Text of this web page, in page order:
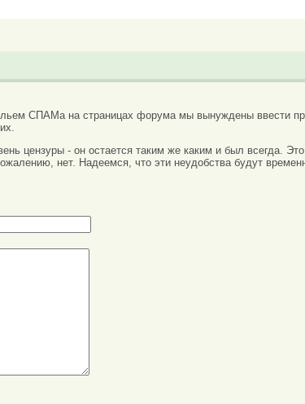
СПАМа на страницах форума мы вынуждены ввести
цензуры - он остается таким же каким и был всегда.
нет. Надеемся, что эти неудобства будут